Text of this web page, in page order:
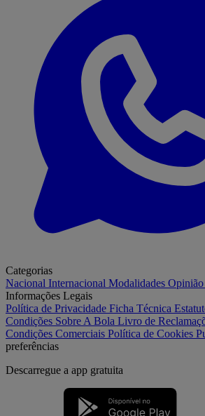
Categorias
Nacional Internacional Modalidades Opinião
Informações Legais
Política de Privacidade Ficha Técnica
Condições Sobre A Bola Livro de
Condições Comerciais Política de Cookies
preferências
Descarregue a app gratuita